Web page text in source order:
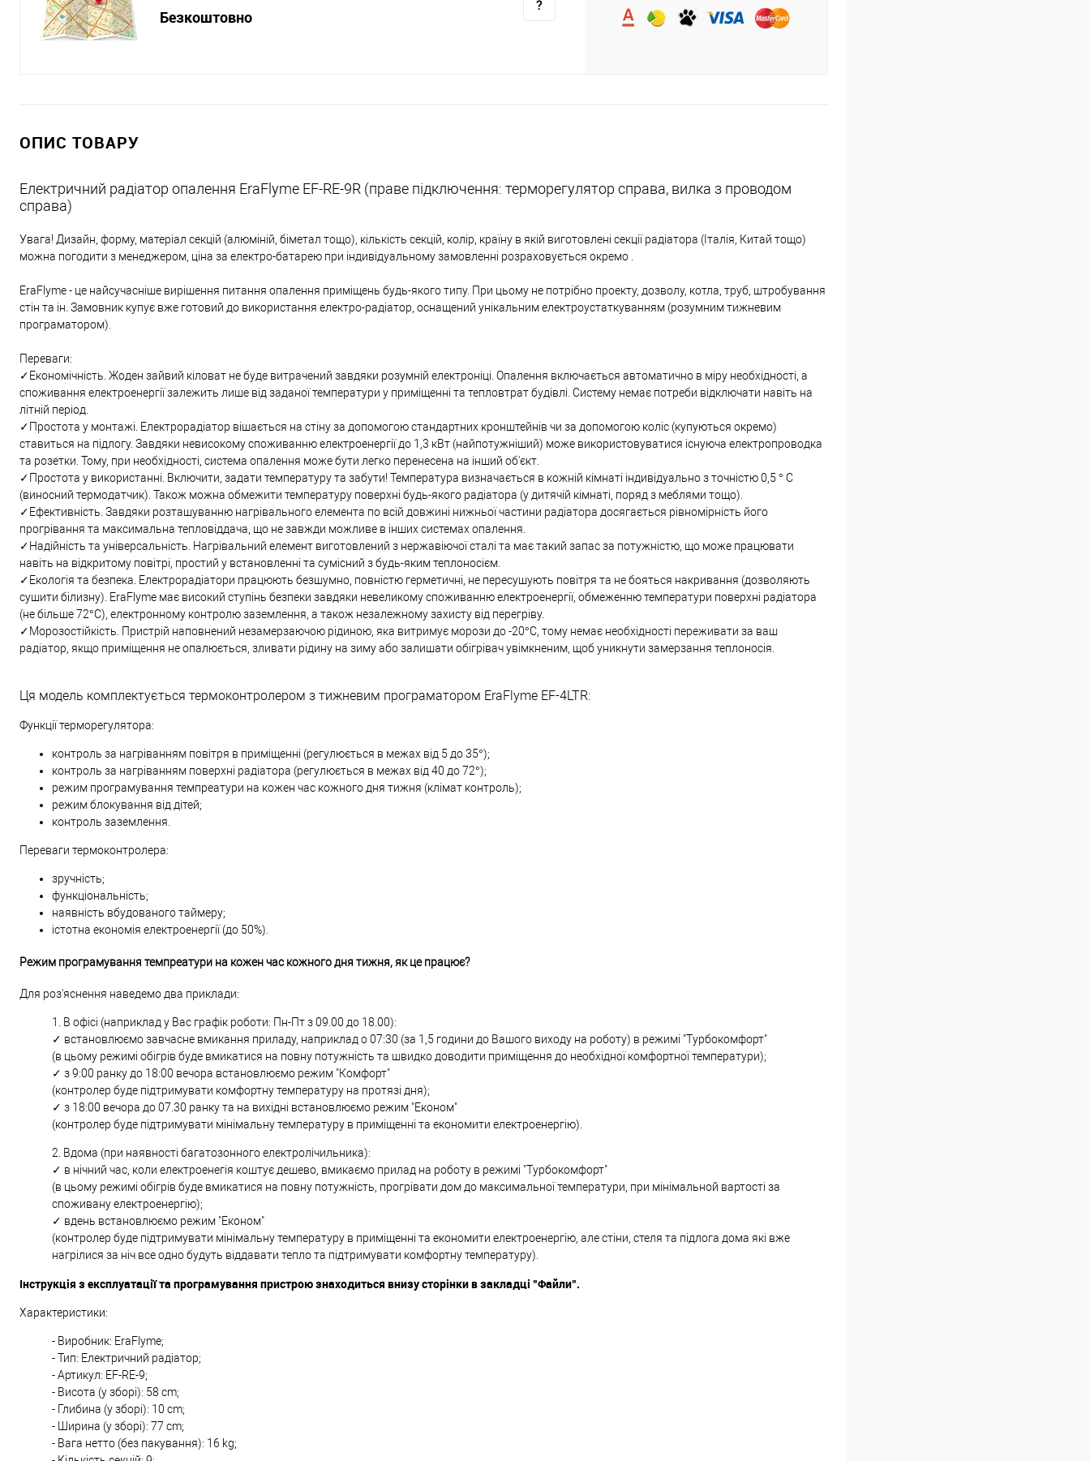
Безкоштовно
ОПИС ТОВАРУ
Електричний радіатор опалення EraFlyme EF-RE-9R (праве підключення: терморегулятор справа, вилка з проводом
справа)
Увага! Дизайн, форму, матеріал секцій (алюміній, біметал тощо), кількість секцій, колір, країну в якій виготовлені секції радіатора (Італія, Китай тощо)
можна погодити з менеджером, ціна за електро-батарею при індивідуальному замовленні розраховується окремо .
EraFlyme - це найсучасніше вирішення питання опалення приміщень будь-якого типу. При цьому не потрібно проекту, дозволу, котла, труб, штробування
стін та ін. Замовник купує вже готовий до використання електро-радіатор, оснащений унікальним електроустаткуванням (розумним тижневим
програматором).
Переваги:
✓Економічність. Жоден зайвий кіловат не буде витрачений завдяки розумній електроніці. Опалення включається автоматично в міру необхідності, а
споживання електроенергії залежить лише від заданої температури у приміщенні та тепловтрат будівлі. Систему немає потреби відключати навіть на
літній період.
✓Простота у монтажі. Електрорадіатор вішається на стіну за допомогою стандартних кронштейнів чи за допомогою коліс (купуються окремо)
ставиться на підлогу. Завдяки невисокому споживанню електроенергії до 1,3 кВт (найпотужніший) може використовуватися існуюча електропроводка
та розетки. Тому, при необхідності, система опалення може бути легко перенесена на інший об'єкт.
✓Простота у використанні. Включити, задати температуру та забути! Температура визначається в кожній кімнаті індивідуально з точністю 0,5 ° С
(виносний термодатчик). Також можна обмежити температуру поверхні будь-якого радіатора (у дитячій кімнаті, поряд з меблями тощо).
✓Ефективність. Завдяки розташуванню нагрівального елемента по всій довжині нижньої частини радіатора досягається рівномірність його
прогрівання та максимальна тепловіддача, що не завжди можливе в інших системах опалення.
✓Надійність та універсальність. Нагрівальний елемент виготовлений з нержавіючої сталі та має такий запас за потужністю, що може працювати
навіть на відкритому повітрі, простий у встановленні та сумісний з будь-яким теплоносієм.
✓Екологія та безпека. Електрорадіатори працюють безшумно, повністю герметичні, не пересушують повітря та не бояться накривання (дозволяють
сушити білизну). EraFlyme має високий ступінь безпеки завдяки невеликому споживанню електроенергії, обмеженню температури поверхні радіатора
(не більше 72°С), електронному контролю заземлення, а також незалежному захисту від перегріву.
✓Морозостійкість. Пристрій наповнений незамерзаючою рідиною, яка витримує морози до -20°С, тому немає необхідності переживати за ваш
радіатор, якщо приміщення не опалюється, зливати рідину на зиму або залишати обігрівач увімкненим, щоб уникнути замерзання теплоносія.
Ця модель комплектується термоконтролером з тижневим програматором EraFlyme EF-4LTR:
Функції терморегулятора:
контроль за нагріванням повітря в приміщенні (регулюється в межах від 5 до 35°);
контроль за нагріванням поверхні радіатора (регулюється в межах від 40 до 72°);
режим програмування темпреатури на кожен час кожного дня тижня (клімат контроль);
режим блокування від дітей;
контроль заземлення.
Переваги термоконтролера:
зручність;
функціональність;
наявність вбудованого таймеру;
істотна економія електроенергії (до 50%).
Режим програмування темпреатури на кожен час кожного дня тижня, як це працює?
Для роз'яснення наведемо два приклади:
1. В офісі (наприклад у Вас графік роботи: Пн-Пт з 09.00 до 18.00):
✓ встановлюємо завчасне вмикання приладу, наприклад о 07:30 (за 1,5 години до Вашого виходу на роботу) в режимі "Турбокомфорт"
(в цьому режимі обігрів буде вмикатися на повну потужність та швидко доводити приміщення до необхідної комфортної температури);
✓ з 9:00 ранку до 18:00 вечора встановлюємо режим "Комфорт"
(контролер буде підтримувати комфортну температуру на протязі дня);
✓ з 18:00 вечора до 07.30 ранку та на вихідні встановлюємо режим "Економ"
(контролер буде підтримувати мінімальну температуру в приміщенні та економити електроенергію).
2. Вдома (при наявності багатозонного електролічильника):
✓ в нічний час, коли електроенегія коштує дешево, вмикаємо прилад на роботу в режимі "Турбокомфорт"
(в цьому режимі обігрів буде вмикатися на повну потужність, прогрівати дом до максимальної температури, при мінімальной вартості за
споживану електроенергію);
✓ вдень встановлюємо режим "Економ"
(контролер буде підтримувати мінімальну температуру в приміщенні та економити електроенергію, але стіни, стеля та підлога дома які вже
нагрілися за ніч все одно будуть віддавати тепло та підтримувати комфортну температуру).
Інструкція з експлуатації та програмування пристрою знаходиться внизу сторінки в закладці "Файли".
Характеристики:
- Виробник: EraFlyme;
- Тип: Електричний радіатор;
- Артикул: EF-RE-9;
- Висота (у зборі): 58 cm;
- Глибина (у зборі): 10 cm;
- Ширина (у зборі): 77 cm;
- Вага нетто (без пакування): 16 kg;